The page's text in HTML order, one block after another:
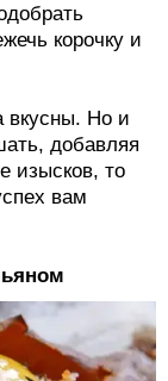
корочку и
вкусны. Но и
добавляя
изысков, то
вам